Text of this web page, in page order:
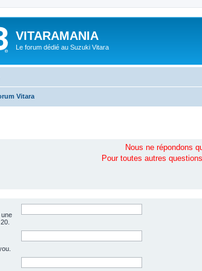
VITARAMANIA
Le forum dédié au Suzuki Vitara
Vitara
Nous ne répondons
Pour toutes autres
une